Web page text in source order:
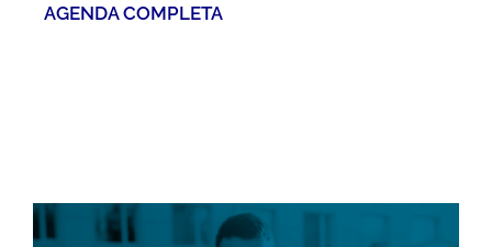
AGENDA COMPLETA